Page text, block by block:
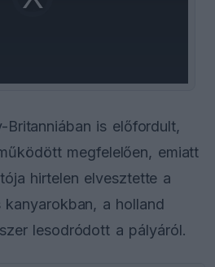
loading.
Britanniában is előfordult,
megfelelően, emiatt
hirtelen elvesztette a
a holland
lesodródott a pályáról.